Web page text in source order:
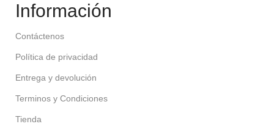
Información
Contáctenos
Política de privacidad
Entrega y devolución
Terminos y Condiciones
Tienda